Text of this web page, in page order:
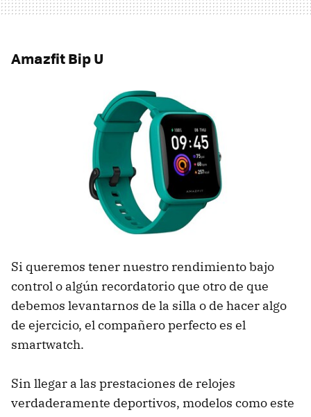
Amazfit Bip U
Si queremos tener nuestro rendimiento bajo
control o algún recordatorio que otro de que
debemos levantarnos de la silla o de hacer algo
de ejercicio, el compañero perfecto es el
smartwatch.
Sin llegar a las prestaciones de relojes
verdaderamente deportivos, modelos como este